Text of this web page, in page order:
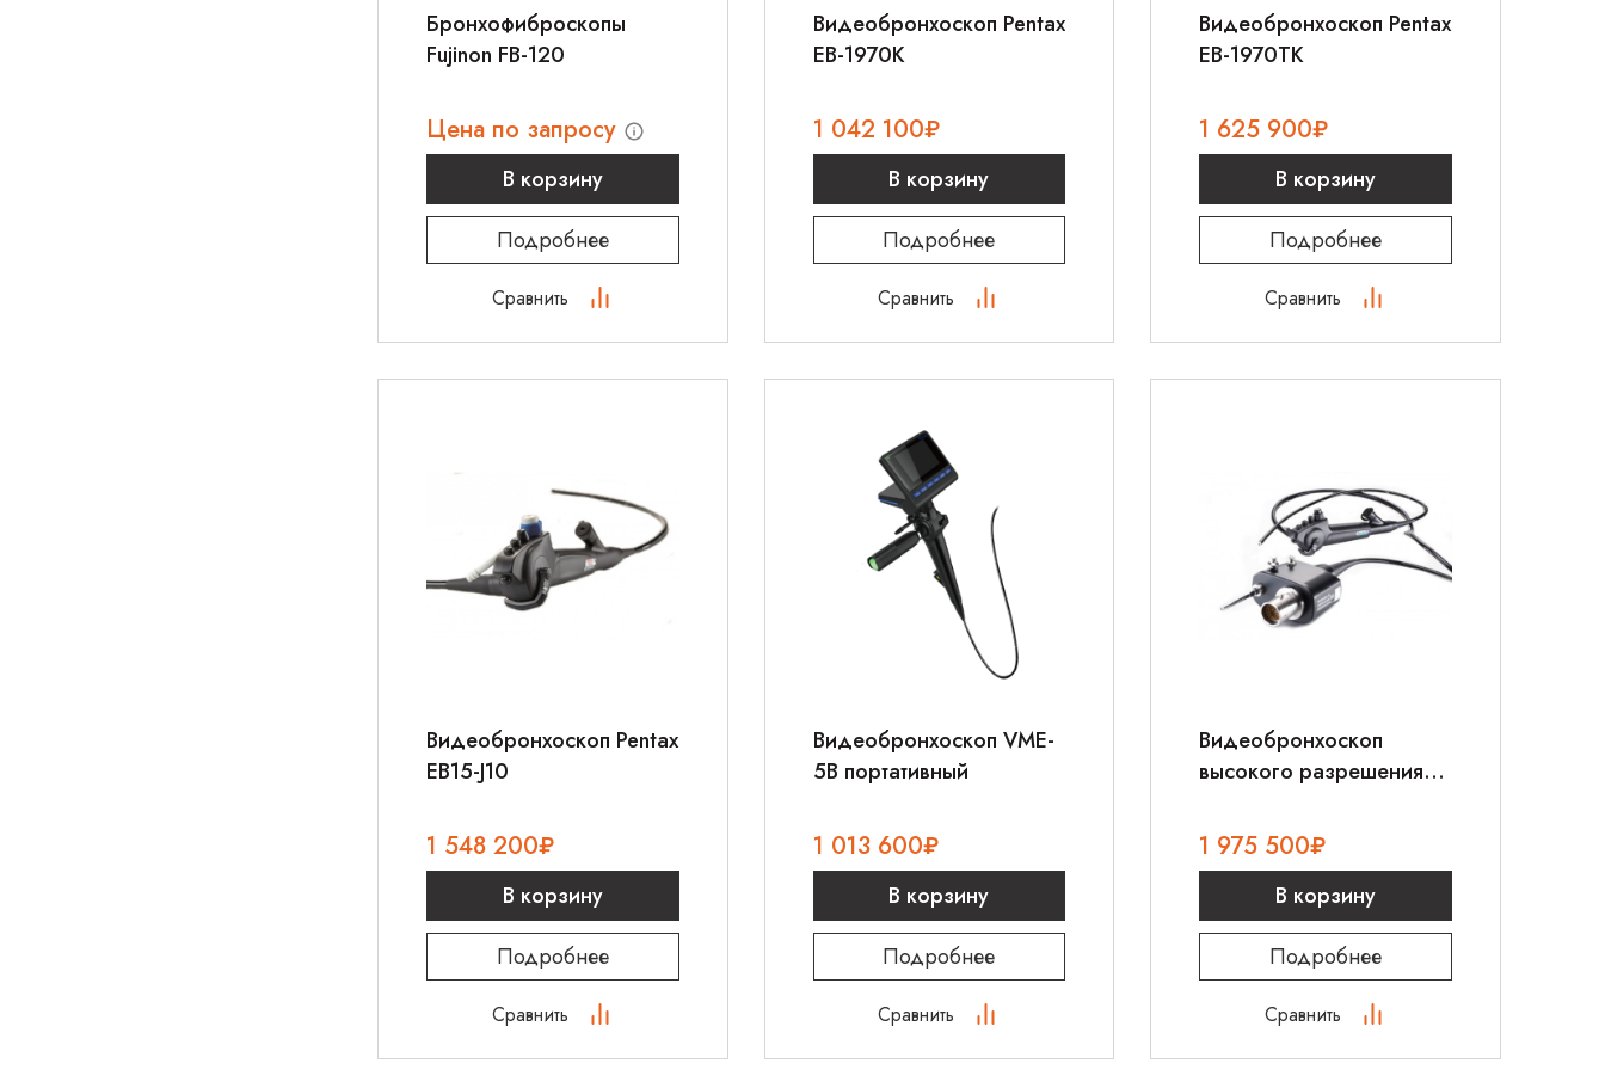
Бронхофиброскопы
Fujinon FB-120
Цена по запросу
В корзину
Подробнее
Сравнить
Видеобронхоскоп Pentax
EB-1970K
1 042 100₽
В корзину
Подробнее
Сравнить
Видеобронхоскоп Pentax
EB-1970TK
1 625 900₽
В корзину
Подробнее
Сравнить
Видеобронхоскоп Pentax
EB15-J10
1 548 200₽
В корзину
Подробнее
Сравнить
Видеобронхоскоп VME-
5B портативный
1 013 600₽
В корзину
Подробнее
Сравнить
Видеобронхоскоп
высокого разрешения
1 975 500₽
В корзину
Подробнее
Сравнить